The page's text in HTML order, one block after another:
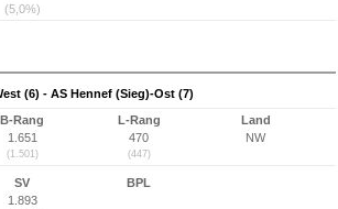
(5,0%)
(6) - AS Hennef (Sieg)-Ost (7)
B-Rang
1.651
(1.501)
L-Rang
470
(447)
Land
NW
SV
1.893
BPL